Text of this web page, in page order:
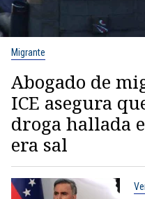
Migrante
Abogado de
ICE asegura
droga hallada
era sal